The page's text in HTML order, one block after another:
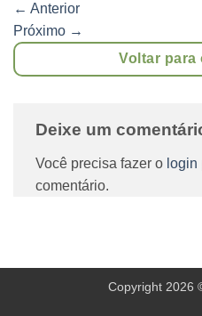
← Anterior
Próximo →
Voltar para
Deixe um
Você precisa fazer o login
comentário.
Copyright 2026